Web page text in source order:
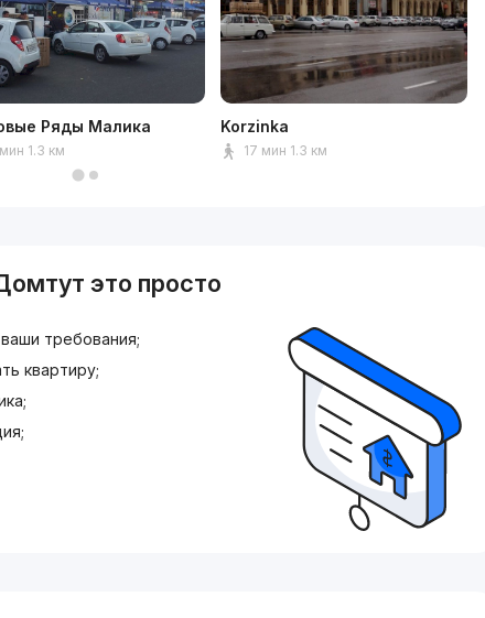
Ряды Малика
1.3 км
Korzinka
17 мин 1.3 км
это просто
требования;
квартиру;